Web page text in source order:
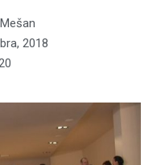
2018